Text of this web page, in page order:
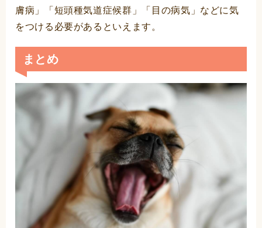
膚病」「短頭種気道症候群」「目の病気」などに気
をつける必要があるといえます。
まとめ